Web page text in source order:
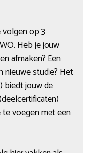
op 3
Heb je jouw
afmaken? Een
nieuwe studie? Het
biedt jouw de
voegen met een